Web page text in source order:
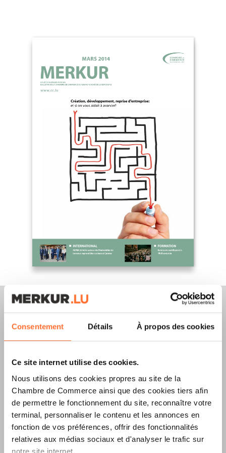
Consentement Détails À propos des cookies
Ce site internet utilise des cookies.
Nous utilisons des cookies propres au site de la
Chambre de Commerce ainsi que des cookies tiers afin
de permettre le fonctionnement du site, reconnaître votre
terminal, personnaliser le contenu et les annonces en
fonction de vos préférences, offrir des fonctionnalités
relatives aux médias sociaux et d'analyser le trafic sur
notre site internet.
Merkur Magazine
L’ÉDITIONÉTÉ
2026EST
DISPONIBLE !